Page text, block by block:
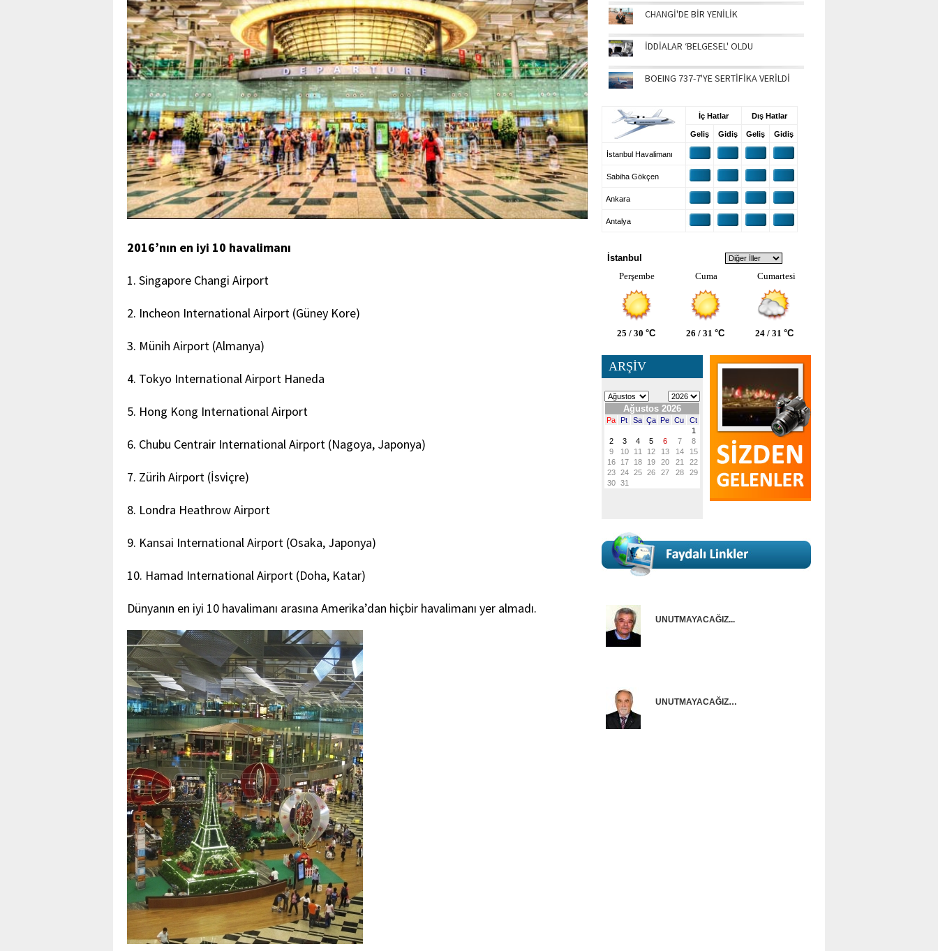
2016’nın en iyi 10 havalimanı
1. Singapore Changi Airport
2. Incheon International Airport (Güney Kore)
3. Münih Airport (Almanya)
4. Tokyo International Airport Haneda
5. Hong Kong International Airport
6. Chubu Centrair International Airport (Nagoya, Japonya)
7. Zürih Airport (İsviçre)
8. Londra Heathrow Airport
9. Kansai International Airport (Osaka, Japonya)
10. Hamad International Airport (Doha, Katar)
Dünyanın en iyi 10 havalimanı arasına Amerika’dan hiçbir havalimanı yer almadı.
CHANGİ'DE BİR YENİLİK
İDDİALAR ‘BELGESEL' OLDU
BOEING 737-7'YE SERTİFİKA VERİLDİ
İç Hatlar Dış Hatlar
Geliş Gidiş Geliş Gidiş
İstanbul Havalimanı
Sabiha Gökçen
Ankara
Antalya
İstanbul
Perşembe
Cuma Cumartesi
25 / 30 °C 26 / 31 °C 24 / 31 °C
ARŞİV
UNUTMAYACAĞIZ...
UNUTMAYACAĞIZ…